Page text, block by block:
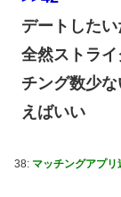
デートしたい
全然ストラ
チング数少
えばいい
38: マッチングアプリ